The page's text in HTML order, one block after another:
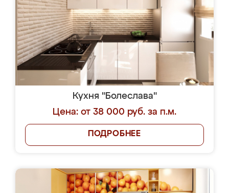
Кухня "Болеслава"
Цена: от 38 000 руб. за п.м.
ПОДРОБНЕЕ